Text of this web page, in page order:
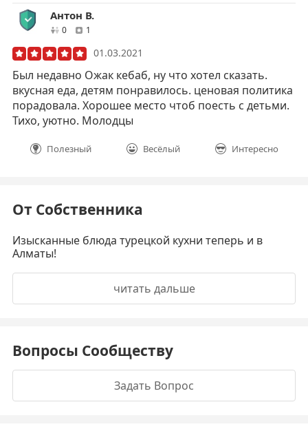
Антон В.
0друзей1
01.03.2021
Был недавно Ожак кебаб, ну что хотел сказать.
вкусная еда, детям понравилось. ценовая политика
порадовала. Хорошее место чтоб поесть с детьми.
Тихо, уютно. Молодцы
Полезный Весёлый Интересно
От Собственника
Изысканные блюда турецкой кухни теперь и в
Алматы!
читать дальше
Вопросы Сообществу
Задать Вопрос